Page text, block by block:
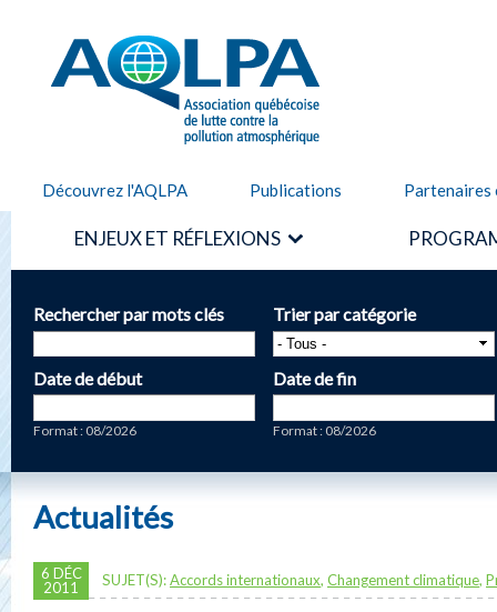
AQLPA
Découvrez l'AQLPA Publications Partenaires
ENJEUX ET RÉFLEXIONS
Rechercher par mots clés Trier par catégorie
Date de début
Format : 08/2026
Date de fin
Format : 08/2026
Actualités
6 DÉC
2011
SUJET(S):Accords internationaux, Changement climatique,